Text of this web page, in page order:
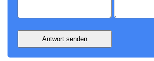
Antwort senden